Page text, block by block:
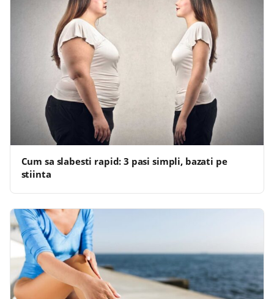
Cum sa slabesti rapid: 3 pasi simpli, bazati pe
stiinta